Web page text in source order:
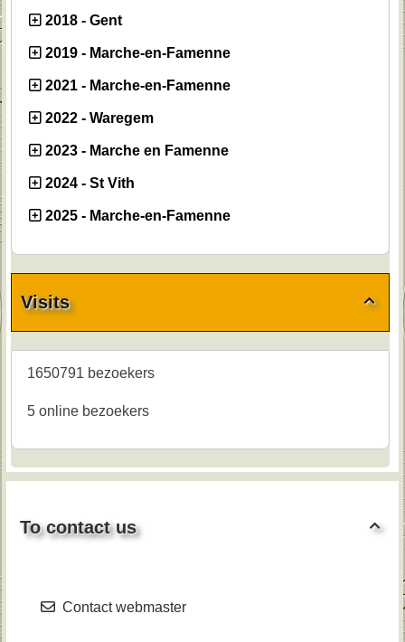
2018 - Gent
2019 - Marche-en-Famenne
2021 - Marche-en-Famenne
2022 - Waregem
2023 - Marche en Famenne
2024 - St Vith
2025 - Marche-en-Famenne

Visits
1650791 bezoekers
5 online bezoekers

To contact us
Contact webmaster